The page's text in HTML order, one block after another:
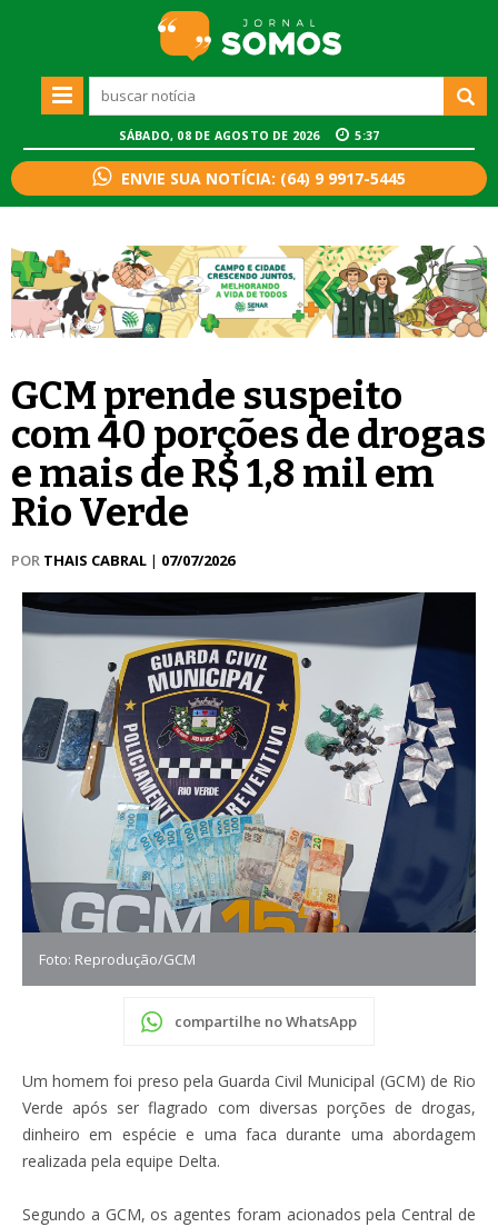
SÁBADO, 08 DE AGOSTO DE 2026 5:37
ENVIE SUA NOTÍCIA: (64) 9 9917-5445
GCM prende suspeito
com 40 porções de drogas
e mais de R$ 1,8 mil em
Rio Verde
POR THAIS CABRAL | 07/07/2026
Foto: Reprodução/GCM
compartilhe no WhatsApp
Um homem foi preso pela Guarda Civil Municipal (GCM) de Rio
Verde após ser flagrado com diversas porções de drogas,
dinheiro em espécie e uma faca durante uma abordagem
realizada pela equipe Delta.
Segundo a GCM, os agentes foram acionados pela Central de